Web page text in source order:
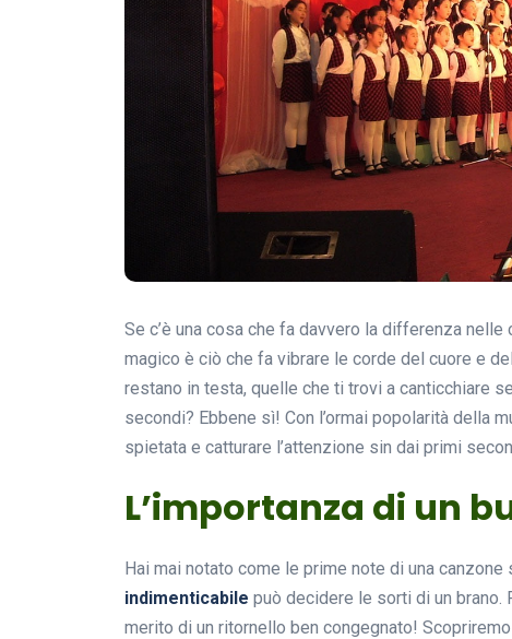
Se c’è una cosa che fa davvero la differenza nelle
magico è ciò che fa vibrare le corde del cuore e
restano in testa, quelle che ti trovi a canticchiare
secondi? Ebbene sì! Con l’ormai popolarità della
spietata e catturare l’attenzione sin dai primi
L’importanza di un
Hai mai notato come le prime note di una
indimenticabile può decidere le sorti di un brano.
merito di un ritornello ben congegnato!